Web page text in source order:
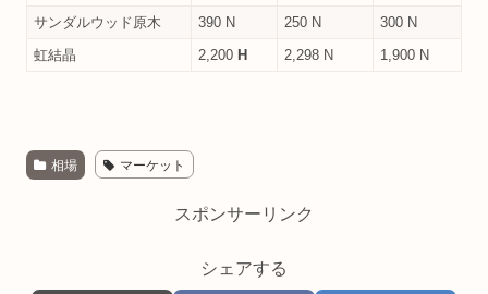
サンダルウッド原木
390 N 250 N
300 N
虹結晶
2,200 H 2,298 N 1,900 N
相場 マーケット
スポンサーリンク
シェアする